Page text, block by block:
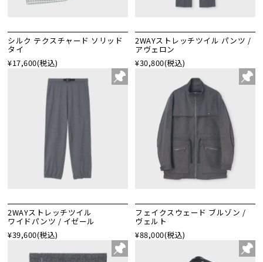
シルク テクスチャード ソリッド
タイ
¥17,600(税込)
2WAYストレッチツイル パンツ /
アヴェロン
¥30,800(税込)
2WAYストレッチツイル
ワイドパンツ / イゼール
¥39,600(税込)
フェイクスウェード ブルゾン /
ヴェルト
¥88,000(税込)